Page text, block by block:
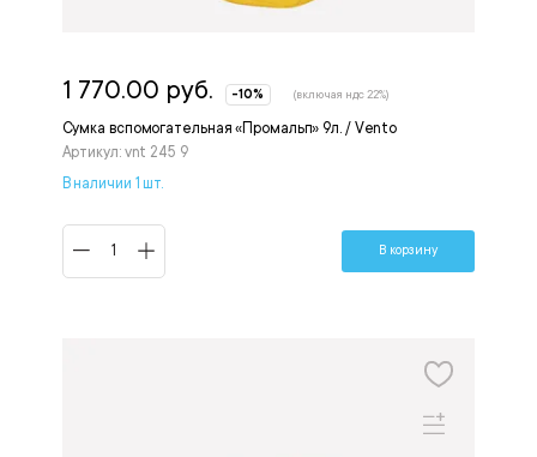
Сумка вспомогательная «Промальп» 9л. / Vento
Артикул: vnt 245 9
1 770.00 руб. -10% (включая ндс 22%)
В наличии 1 шт.
В корзину